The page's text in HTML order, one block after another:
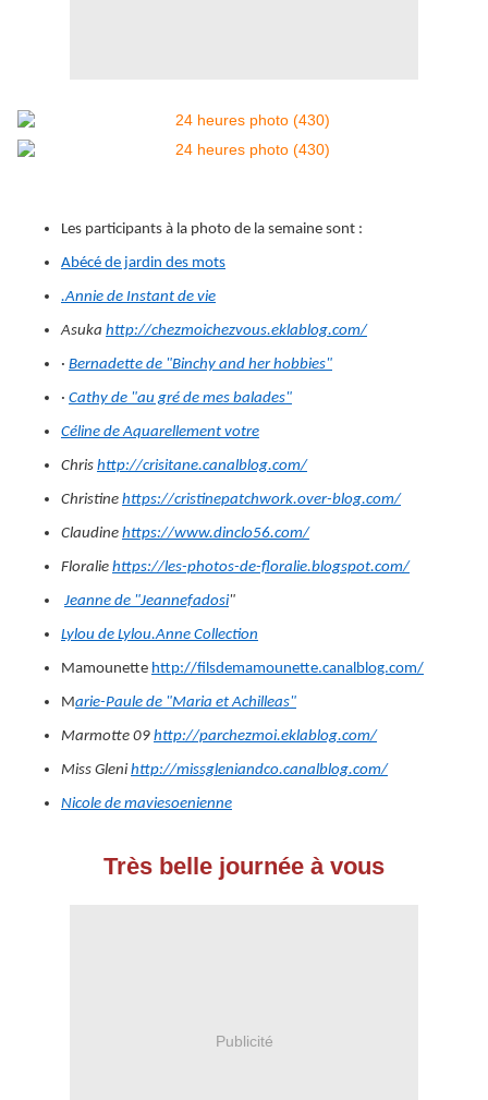
Les participants à la photo de la semaine sont :
Abécé de jardin des mots
.Annie de Instant de vie
Asuka http://chezmoichezvous.eklablog.com/
· Bernadette de "Binchy and her hobbies"
· Cathy de "au gré de mes balades"
Céline de Aquarellement votre
Chris http://crisitane.canalblog.com/
Christine https://cristinepatchwork.over-blog.com/
Claudine https://www.dinclo56.com/
Floralie https://les-photos-de-floralie.blogspot.com/
Jeanne de "Jeannefadosi"
Lylou de Lylou.Anne Collection
Mamounette http://filsdemamounette.canalblog.com/
Marie-Paule de "Maria et Achilleas"
Marmotte 09 http://parchezmoi.eklablog.com/
Miss Gleni http://missgleniandco.canalblog.com/
Nicole de maviesoenienne
Très belle journée à vous
Publicité